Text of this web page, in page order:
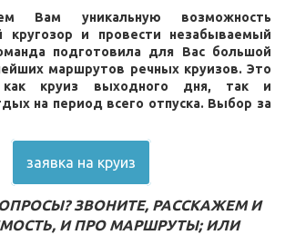
Вам уникальную возможность
кругозор и провести незабываемый
подготовила для Вас большой
маршрутов речных круизов. Это
круиз выходного дня, так и
на период всего отпуска. Выбор за
заявка на круиз
ЗВОНИТЕ, РАССКАЖЕМ И
И ПРО МАРШРУТЫ; ИЛИ